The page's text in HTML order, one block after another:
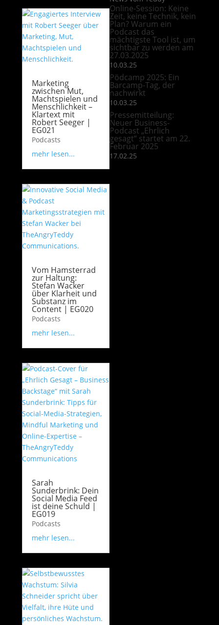
Marketing
zwischen Mut,
Machtspielen und
Menschlichkeit –
Klartext mit
Robert Seeger |
EG021
Podcasts
mehr lesen...
Vom Hamsterrad
zur Haltung:
Stefan Wacker
über Klarheit und
Substanz im
Content | EG020
Podcasts
mehr lesen...
Sarah
Sunderbrink: Dein
Social Media Feed
ist deine Schuld |
EG019
Podcasts
mehr lesen...
Online-Session: Keine
Zeit, keine Technik, kein
Plan? Warum ein
Podcast das
mächtigste Tool ist, um
sichtbar zu werden am
27.03.2025
10.03.25
Pödcamp 2025: Ein
Barcamp-Tag, der
nachwirkt
10.03.25
Pressemitteilung:
Neuer Business-
Podcast „Ehrlich
gesagt“ startet am 22.
Februar 2025
17.02.25